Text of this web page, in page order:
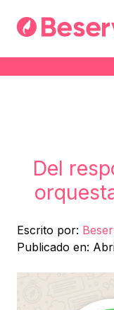
Del
Escrito por:
Publicado en: